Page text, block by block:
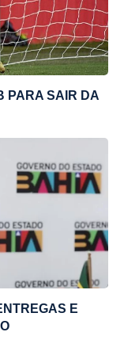
PARA SAIR DA
E